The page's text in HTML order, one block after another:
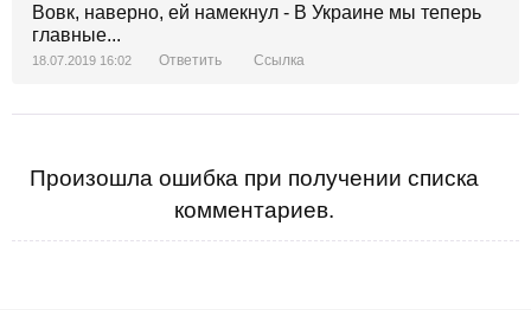
Вовк, наверно, ей намекнул - В Украине мы теперь
главные...
18.07.2019 16:02 Ответить Ссылка
Произошла ошибка при получении списка
комментариев.